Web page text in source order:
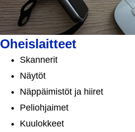
Oheislaitteet
Skannerit
Näytöt
Näppäimistöt ja hiiret
Peliohjaimet
Kuulokkeet